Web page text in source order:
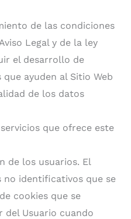
de las condiciones
Legal y de la ley
el desarrollo de
ayuden al Sitio Web
de los datos
que ofrece este
de los usuarios. El
identificativos que se
cookies que se
del Usuario cuando